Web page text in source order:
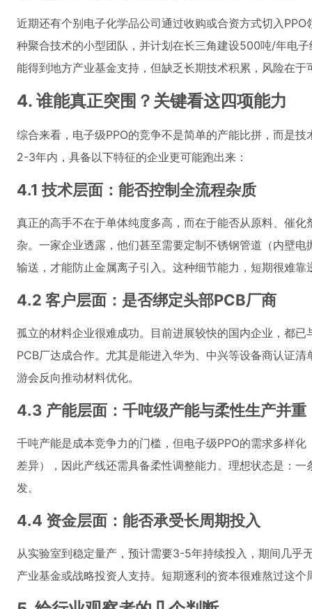
近期还有个别电子化学品公司通过收购或合资方式切入
种聚合技术的小型团队，并计划在长三角建设500吨/年电
能得到地方产业基金支持，但缺乏长期技术积累，风险在于
4. 谁能真正突围？关键看这四项能力
综合来看，电子级PPO的竞争不是简单的产能比拼，而是
2-3年内，具备以下特征的企业更可能跑出来：
4.1 技术层面：能否控制全流程杂质
真正的高手不在于单体纯度多高，而在于能否从原料、催
杂。一家企业透露，他们甚至需要定制不锈钢管道（内壁
输送，才能防止金属离子引入。这种细节能力，短期很难靠
4.2 客户层面：是否绑定头部PCB厂商
孤立的材料企业很难成功。目前进展较快的国内企业，都
PCB厂达成合作。尤其是能进入华为、中兴等设备商认证
游会反向推动材料优化。
4.3 产能层面：千吨级产能与柔性生产并重
千吨产能是成本竞争力的门槛，但电子级PPO的需求多样
差异），因此产线还需具备柔性调整能力。理想状态是：
发。
4.4 资金层面：能否承受长周期投入
从实验室到稳定量产，预计需要3-5年持续投入，期间几乎
产业基金或战略投资人支持。短期逐利的资本很难熬过这个